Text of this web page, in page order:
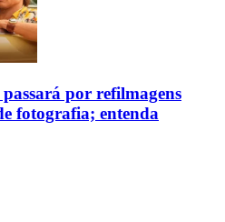
por refilmagens
fotografia; entenda